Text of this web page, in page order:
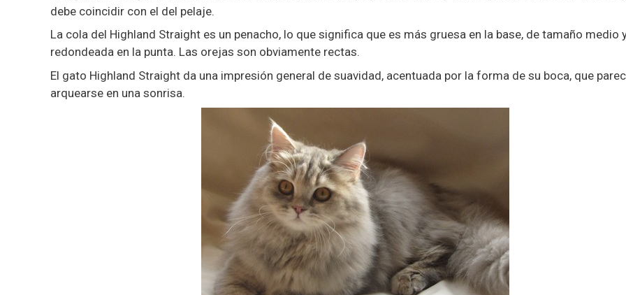
debe coincidir con el del pelaje.
La cola del Highland Straight es un penacho, lo que significa que es más gruesa en la base, de tamaño medio
redondeada en la punta. Las orejas son obviamente rectas.
El gato Highland Straight da una impresión general de suavidad, acentuada por la forma de su boca, que
arquearse en una sonrisa.